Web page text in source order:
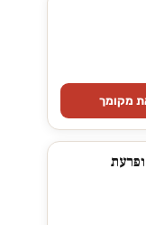
מקומך